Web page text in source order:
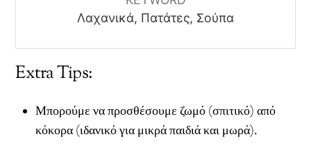
Λαχανικά, Πατάτες, Σούπα
Extra Tips:
Μπορούμε να προσθέσουμε ζωμό (σπιτικό) από
κόκορα (ιδανικό για μικρά παιδιά και μωρά).